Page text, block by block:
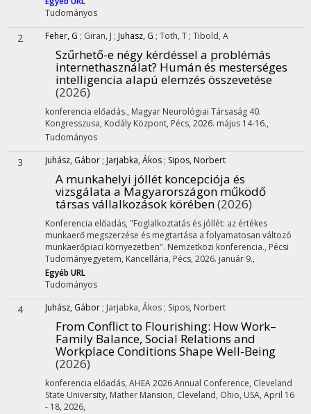
Tudományos
2 Feher, G ; Giran, J ; Juhasz, G ; Toth, T ; Tibold, A
Szűrhető-e négy kérdéssel a problémás
internethasználat? Humán és mesterséges
intelligencia alapú elemzés összevetése
(2026)
konferencia előadás., Magyar Neurológiai Társaság 40.
Kongresszusa, Kodály Központ, Pécs, 2026. május 14-16.,
Tudományos
3 Juhász, Gábor ; Jarjabka, Ákos ; Sipos, Norbert
A munkahelyi jóllét koncepciója és
vizsgálata a Magyarországon működő
társas vállalkozások körében(2026)
Konferencia előadás, "Foglalkoztatás és jóllét: az értékes
munkaerő megszerzése és megtartása a folyamatosan változó
munkaerőpiaci környezetben". Nemzetközi konferencia., Pécsi
Tudományegyetem, Kancellária, Pécs, 2026. január 9.,
Egyéb URL
Tudományos
4 Juhász, Gábor ; Jarjabka, Ákos ; Sipos, Norbert
From Conflict to Flourishing: How Work–
Family Balance, Social Relations and
Workplace Conditions Shape Well-Being
(2026)
konferencia előadás, AHEA 2026 Annual Conference, Cleveland
State University, Mather Mansion, Cleveland, Ohio, USA, April 16
- 18, 2026,